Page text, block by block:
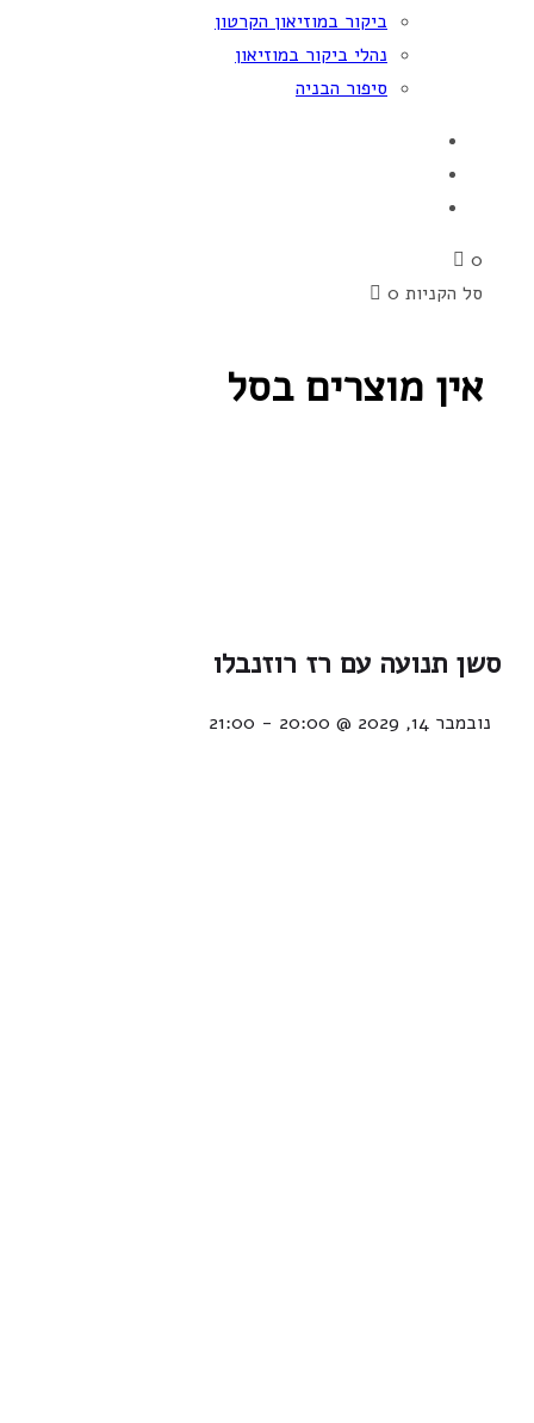
ביקור במוזיאון הקרטון
נהלי ביקור במוזיאון
סיפור הבניה
0
סל הקניות 0
אין מוצרים בסל
סשן תנועה עם רז רוזנבלו
נובמבר 14, 2029 @ 20:00 -
21:00